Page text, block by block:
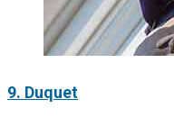
9. Duquet